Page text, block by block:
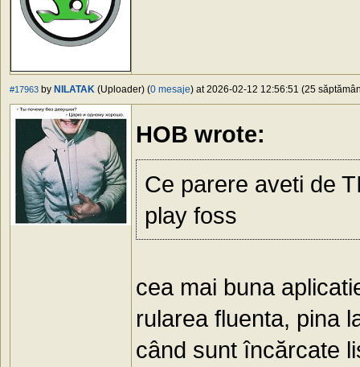
#17963 by NILATAK (Uploader) (0 mesaje) at 2026-02-12 12:56:51 (25
HOB wrote:
Ce parere aveti de
play foss
cea mai buna
rularea fluenta, pina
când sunt încărcate